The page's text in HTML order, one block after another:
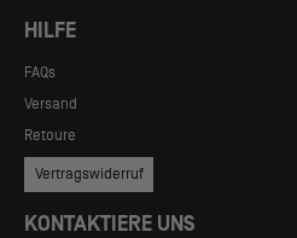
HILFE
FAQs
Versand
Retoure
Vertragswiderruf
KONTAKTIERE UNS